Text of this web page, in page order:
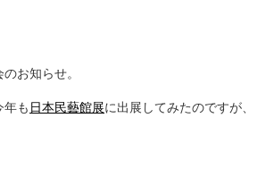
お知らせ。
年も 日本民藝館展に出展してみたのですが、